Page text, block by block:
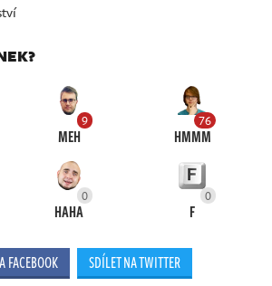
9
MEH
76
HMMM
0
HAHA
0
F
FACEBOOK SDÍLET NA TWITTER